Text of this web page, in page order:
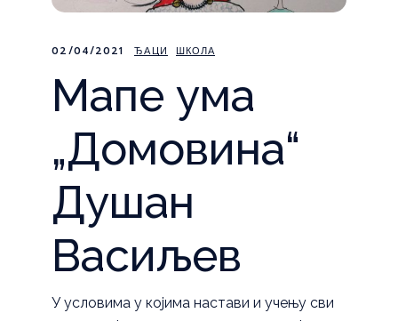
02/04/2021 ЂАЦИ ШКОЛА
Мапе ума
„Домовина“
Душан
Васиљев
У условима у којима настави и учењу сви